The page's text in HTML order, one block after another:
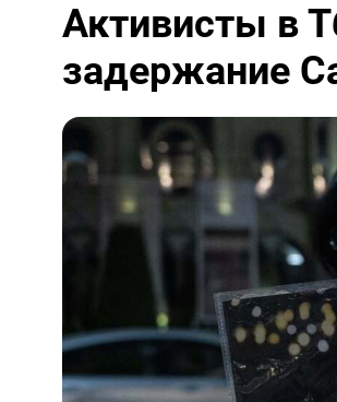
Активисты в
задержание